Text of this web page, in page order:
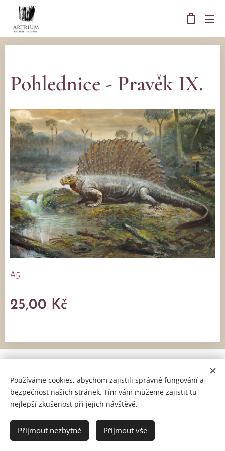
Pohlednice - Pravěk IX.
A5
25,00 Kč
DO KOŠÍKU
DIČ: CZ06052673
Obchodní podmínkyaReklamační řád Cookies
Používáme cookies, abychom zajistili správné fungování a
bezpečnost našich stránek. Tím vám můžeme zajistit tu
nejlepší zkušenost při jejich návštěvě.
Přijmout nezbytné Přijmout vše